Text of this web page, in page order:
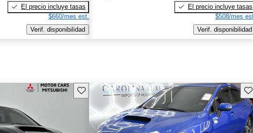
El precio incluye tasas
$660/mes est.
Verif. disponibilidad
El precio incluye tasas
$508/mes
Verif. disponibilidad
Guarda este Aviso